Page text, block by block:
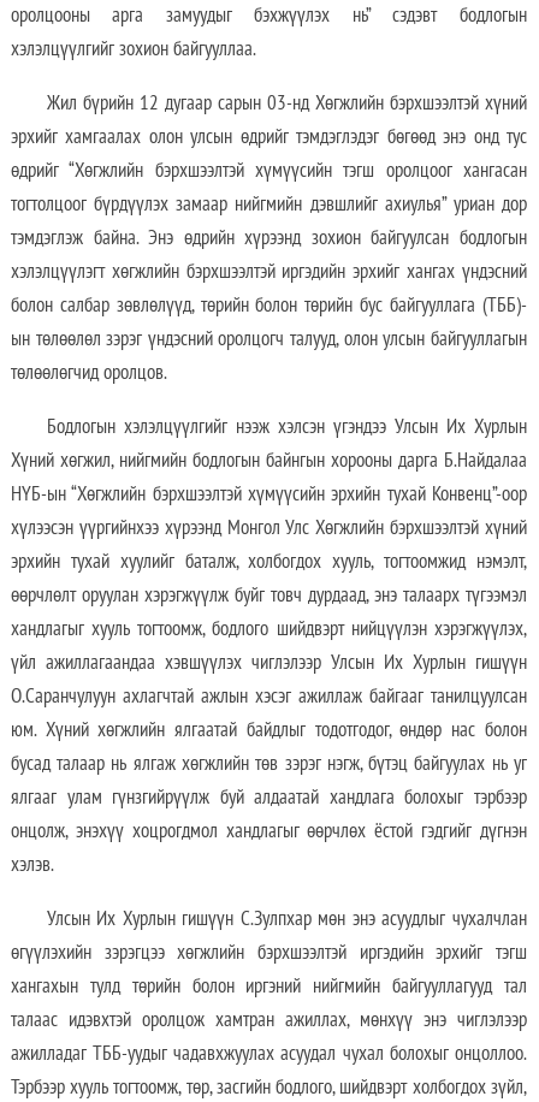
оролцооны арга замуудыг бэхжүүлэх нь” сэдэвт бодлогын
хэлэлцүүлгийг зохион байгууллаа.
Жил бүрийн 12 дугаар сарын 03-нд Хөгжлийн бэрхшээлтэй хүний
эрхийг хамгаалах олон улсын өдрийг тэмдэглэдэг бөгөөд энэ онд тус
өдрийг “Хөгжлийн бэрхшээлтэй хүмүүсийн тэгш оролцоог хангасан
тогтолцоог бүрдүүлэх замаар нийгмийн дэвшлийг ахиулья” уриан дор
тэмдэглэж байна. Энэ өдрийн хүрээнд зохион байгуулсан бодлогын
хэлэлцүүлэгт хөгжлийн бэрхшээлтэй иргэдийн эрхийг хангах үндэсний
болон салбар зөвлөлүүд, төрийн болон төрийн бус байгууллага (ТББ)-
ын төлөөлөл зэрэг үндэсний оролцогч талууд, олон улсын байгууллагын
төлөөлөгчид оролцов.
Бодлогын хэлэлцүүлгийг нээж хэлсэн үгэндээ Улсын Их Хурлын
Хүний хөгжил, нийгмийн бодлогын байнгын хорооны дарга Б.Найдалаа
НҮБ-ын “Хөгжлийн бэрхшээлтэй хүмүүсийн эрхийн тухай Конвенц”-оор
хүлээсэн үүргийнхээ хүрээнд Монгол Улс Хөгжлийн бэрхшээлтэй хүний
эрхийн тухай хуулийг баталж, холбогдох хууль, тогтоомжид нэмэлт,
өөрчлөлт оруулан хэрэгжүүлж буйг товч дурдаад, энэ талаарх түгээмэл
хандлагыг хууль тогтоомж, бодлого шийдвэрт нийцүүлэн хэрэгжүүлэх,
үйл ажиллагаандаа хэвшүүлэх чиглэлээр Улсын Их Хурлын гишүүн
О.Саранчулуун ахлагчтай ажлын хэсэг ажиллаж байгааг танилцуулсан
юм. Хүний хөгжлийн ялгаатай байдлыг тодотгодог, өндөр нас болон
бусад талаар нь ялгаж хөгжлийн төв зэрэг нэгж, бүтэц байгуулах нь уг
ялгааг улам гүнзгийрүүлж буй алдаатай хандлага болохыг тэрбээр
онцолж, энэхүү хоцрогдмол хандлагыг өөрчлөх ёстой гэдгийг дүгнэн
хэлэв.
Улсын Их Хурлын гишүүн С.Зулпхар мөн энэ асуудлыг чухалчлан
өгүүлэхийн зэрэгцээ хөгжлийн бэрхшээлтэй иргэдийн эрхийг тэгш
хангахын тулд төрийн болон иргэний нийгмийн байгууллагууд тал
талаас идэвхтэй оролцож хамтран ажиллах, мөнхүү энэ чиглэлээр
ажилладаг ТББ-уудыг чадавхжуулах асуудал чухал болохыг онцоллоо.
Тэрбээр хууль тогтоомж, төр, засгийн бодлого, шийдвэрт холбогдох зүйл,